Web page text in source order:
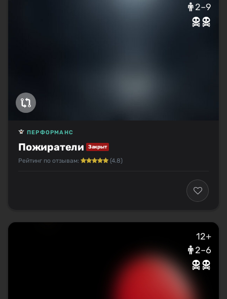
2–9
Пожиратели Закрыт
ПЕРФОРМАНС
Рейтинг по отзывам: (4.8)
12+
2–6